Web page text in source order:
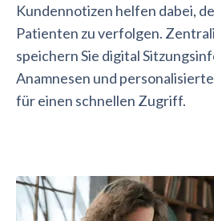
Kundennotizen helfen dabei,
Patienten zu verfolgen.
speichern Sie digital
Anamnesen und
für einen schnellen Zugriff.